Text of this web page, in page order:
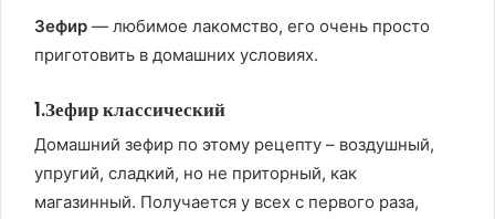
Зефир — любимое лакомство, его очень просто
приготовить в домашних условиях.
1.Зефир классический
Домашний зефир по этому рецепту – воздушный,
упругий, сладкий, но не приторный, как
магазинный. Получается у всех с первого раза,